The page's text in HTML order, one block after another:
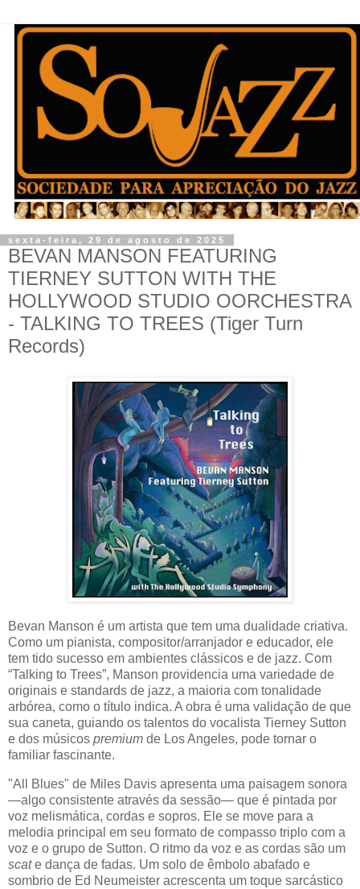
sexta-feira, 29 de agosto de 2025
BEVAN MANSON FEATURING
TIERNEY SUTTON WITH THE
HOLLYWOOD STUDIO OORCHESTRA
- TALKING TO TREES (Tiger Turn
Records)
Bevan Manson é um artista que tem uma dualidade criativa.
Como um pianista, compositor/arranjador e educador, ele
tem tido sucesso em ambientes clássicos e de jazz. Com
“Talking to Trees”, Manson providencia uma variedade de
originais e standards de jazz, a maioria com tonalidade
arbórea, como o título indica. A obra é uma validação de que
sua caneta, guiando os talentos do vocalista Tierney Sutton
e dos músicos premium de Los Angeles, pode tornar o
familiar fascinante.
"All Blues" de Miles Davis apresenta uma paisagem sonora
—algo consistente através da sessão— que é pintada por
voz melismática, cordas e sopros. Ele se move para a
melodia principal em seu formato de compasso triplo com a
voz e o grupo de Sutton. O ritmo da voz e as cordas são um
scate dança de fadas. Um solo de êmbolo abafado e
sombrio de Ed Neumeister acrescenta um toque sarcástico